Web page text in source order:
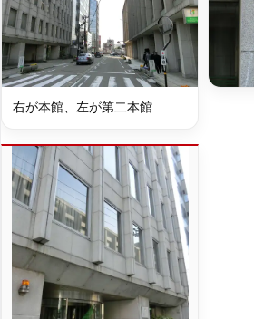
右が本館、左が第二本館